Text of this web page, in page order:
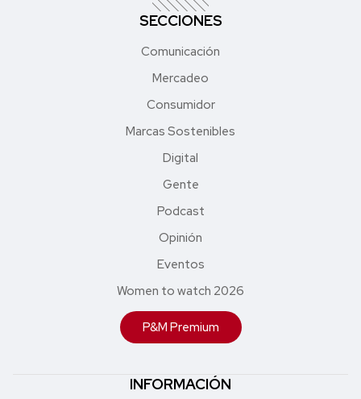
SECCIONES
Comunicación
Mercadeo
Consumidor
Marcas Sostenibles
Digital
Gente
Podcast
Opinión
Eventos
Women to watch 2026
P&M Premium
INFORMACIÓN